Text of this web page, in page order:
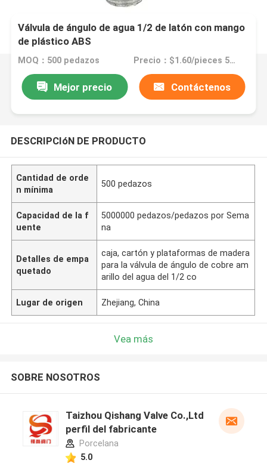
Válvula de ángulo de agua 1/2 de latón con mango
de plástico ABS
MOQ：500 pedazos Precio：$1.60/pieces 500-9999 pieces
Mejor precio Contáctenos
DESCRIPCIóN DE PRODUCTO
Cantidad de orde
n mínima
500 pedazos
Capacidad de la f
uente
5000000 pedazos/pedazos por Sema
na
Detalles de empa
quetado
caja, cartón y plataformas de madera
para la válvula de ángulo de cobre am
arillo del agua del 1/2 co
Lugar de origen Zhejiang, China
Vea más
SOBRE NOSOTROS
Taizhou Qishang Valve Co.,Ltd
perfil del fabricante
Porcelana
5.0